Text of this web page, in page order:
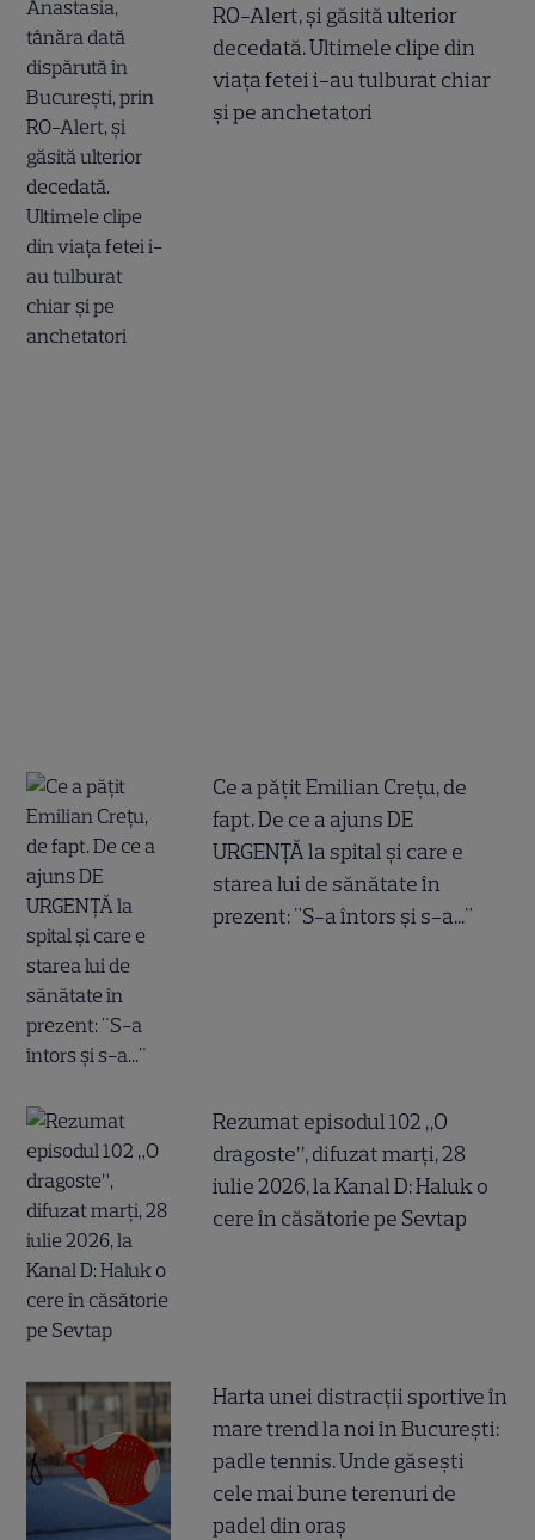
RO-Alert, și găsită ulterior
decedată. Ultimele clipe din
viața fetei i-au tulburat chiar
și pe anchetatori
Ce a pățit Emilian Crețu, de
fapt. De ce a ajuns DE
URGENȚĂ la spital și care e
starea lui de sănătate în
prezent: "S-a întors și s-a..."
Rezumat episodul 102 „O
dragoste”, difuzat marți, 28
iulie 2026, la Kanal D: Haluk o
cere în căsătorie pe Sevtap
Harta unei distracții sportive în
mare trend la noi în București:
padle tennis. Unde găsești
cele mai bune terenuri de
padel din oraș